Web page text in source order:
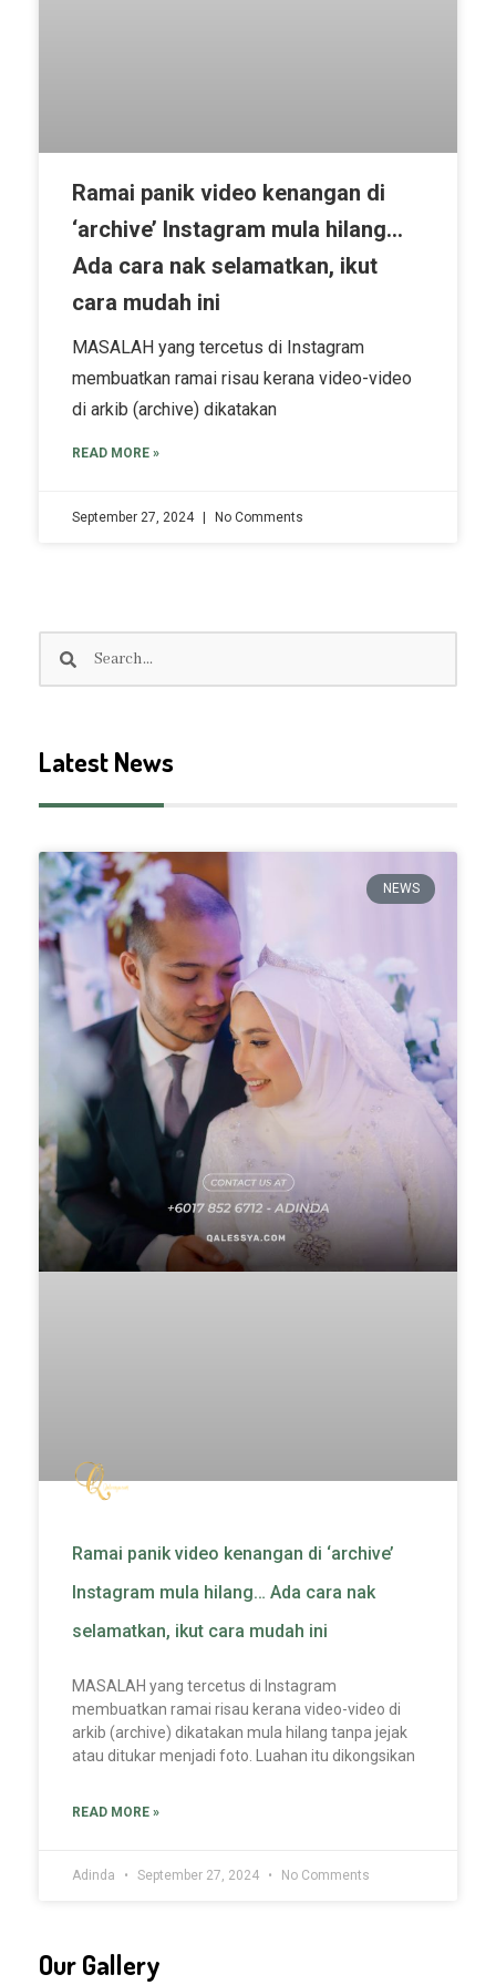
Ramai panik video kenangan di
‘archive’ Instagram mula hilang…
Ada cara nak selamatkan, ikut
cara mudah ini
MASALAH yang tercetus di Instagram
membuatkan ramai risau kerana video-video
di arkib (archive) dikatakan
READ MORE »
September 27, 2024 No Comments
Latest News
NEWS
Ramai panik video kenangan di ‘archive’
Instagram mula hilang… Ada cara nak
selamatkan, ikut cara mudah ini
MASALAH yang tercetus di Instagram
membuatkan ramai risau kerana video-video di
arkib (archive) dikatakan mula hilang tanpa jejak
atau ditukar menjadi foto. Luahan itu dikongsikan
READ MORE »
Adinda September 27, 2024 No Comments
Our Gallery